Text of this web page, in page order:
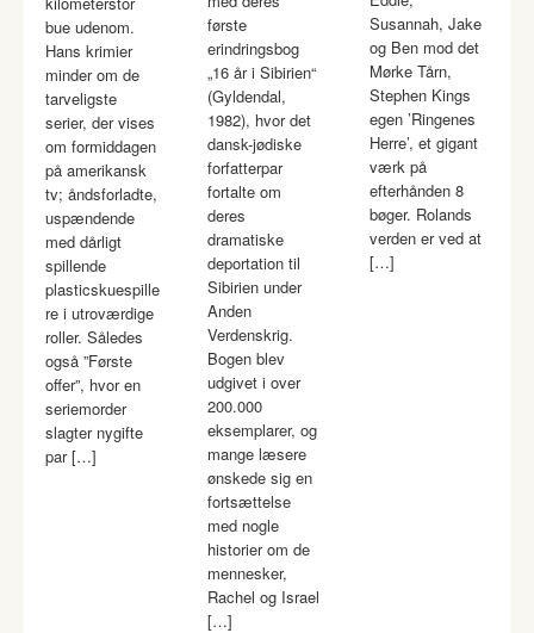
bue udenom.
Hans krimier
minder om de
tarveligste
serier, der vises
om formiddagen
på amerikansk
tv; åndsforladte,
uspændende
med dårligt
spillende
plasticskuespille
re i utroværdige
roller. Således
også ”Første
offer”, hvor en
seriemorder
slagter nygifte
par […]
første
erindringsbog
„16 år i Sibirien“
(Gyldendal,
1982), hvor det
dansk-jødiske
forfatterpar
fortalte om
deres
dramatiske
deportation til
Sibirien under
Anden
Verdenskrig.
Bogen blev
udgivet i over
200.000
eksemplarer, og
mange læsere
ønskede sig en
fortsættelse
med nogle
historier om de
mennesker,
Rachel og Israel
[…]
Susannah, Jake
og Ben mod det
Mørke Tårn,
Stephen Kings
egen ’Ringenes
Herre’, et gigant
værk på
efterhånden 8
bøger. Rolands
verden er ved at
[…]